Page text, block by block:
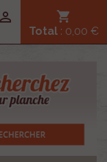
shopping_cart
Total : 0,00 €
